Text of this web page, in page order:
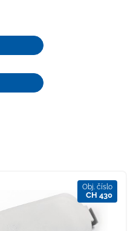
Obj. číslo
CH 430